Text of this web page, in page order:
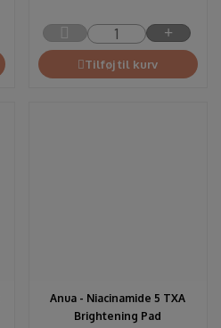
Tilføj til kurv
Anua - Niacinamide 5 TXA
Brightening Pad